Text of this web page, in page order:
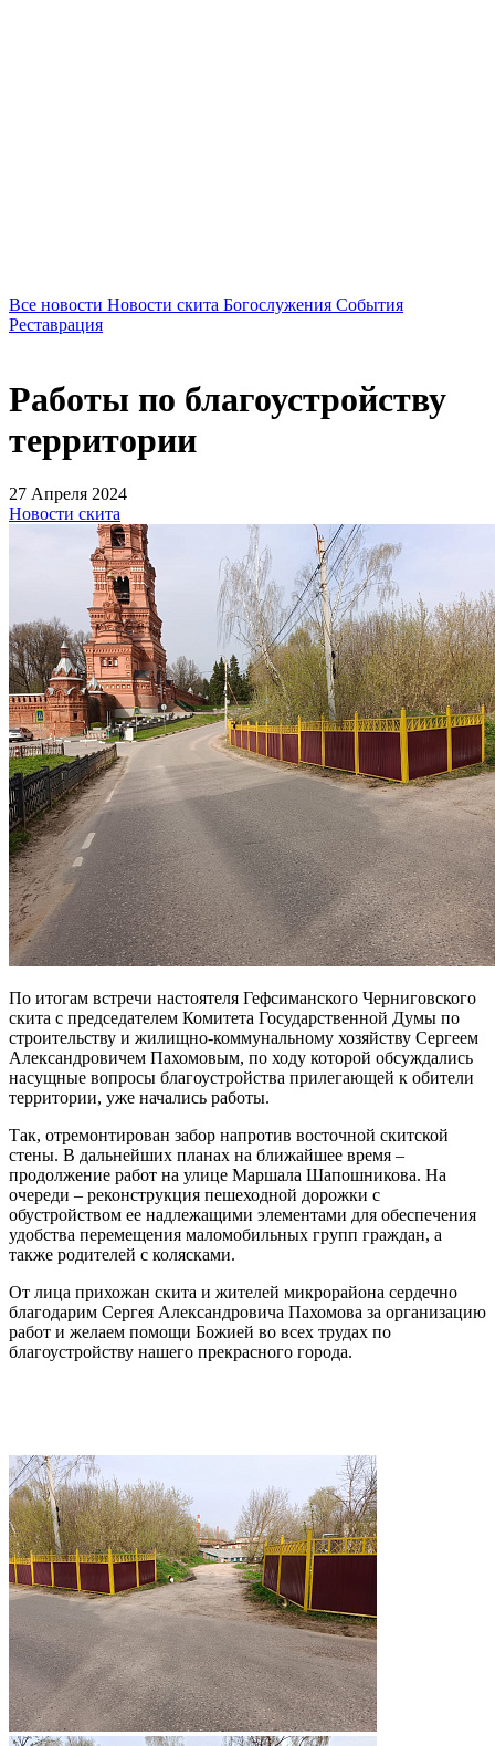
Все новости Новости скита Богослужения События
Реставрация
Работы по благоустройству
территории
27 Апреля 2024
Новости скита
По итогам встречи настоятеля Гефсиманского Черниговского
скита с председателем Комитета Государственной Думы по
строительству и жилищно-коммунальному хозяйству Сергеем
Александровичем Пахомовым, по ходу которой обсуждались
насущные вопросы благоустройства прилегающей к обители
территории, уже начались работы.
Так, отремонтирован забор напротив восточной скитской
стены. В дальнейших планах на ближайшее время –
продолжение работ на улице Маршала Шапошникова. На
очереди – реконструкция пешеходной дорожки с
обустройством ее надлежащими элементами для обеспечения
удобства перемещения маломобильных групп граждан, а
также родителей с колясками.
От лица прихожан скита и жителей микрорайона сердечно
благодарим Сергея Александровича Пахомова за организацию
работ и желаем помощи Божией во всех трудах по
благоустройству нашего прекрасного города.